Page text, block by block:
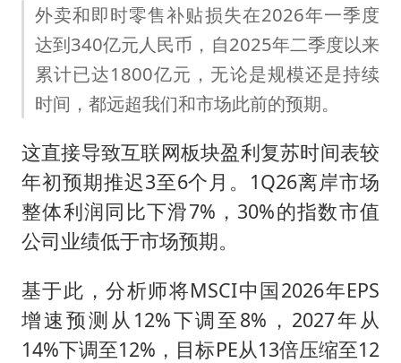
外卖和即时零售补贴损失在2026年一季度
达到340亿元人民币，自2025年二季度以来
累计已达1800亿元，无论是规模还是持续
时间，都远超我们和市场此前的预期。
这直接导致互联网板块盈利复苏时间表较
年初预期推迟3至6个月。1Q26离岸市场
整体利润同比下滑7%，30%的指数市值
公司业绩低于市场预期。
基于此，分析师将MSCI中国2026年EPS
增速预测从12%下调至8%，2027年从
14%下调至12%，目标PE从13倍压缩至12